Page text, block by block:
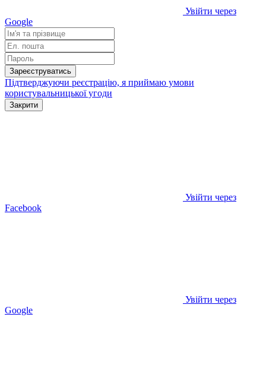
Увійти через
Google
Зареєструватись
Підтверджуючи реєстрацію, я приймаю умови
користувальницької угоди
Закрити
Увійти через
Facebook
Увійти через
Google